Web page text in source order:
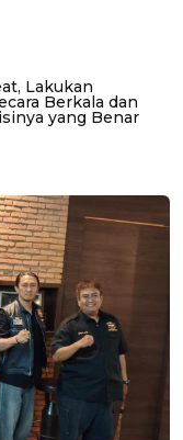
Lakukan
Berkala dan
yang Benar